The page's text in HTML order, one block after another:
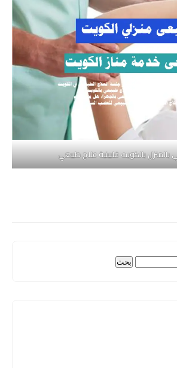
بالكويت فلبينية علاج طبيعي